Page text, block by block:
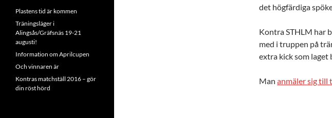
det högfärdiga
Kontra STHLM har
med i truppen på
extra kick som laget
Man anmäler sig till
Plastens tid är kommen
Träningsläger i
Alingsås/Gräfsnäs 19-21
augusti!
Information om Aprilcupen
Och vinnaren är
Kontras matchställ 2016 – gör
din röst hörd